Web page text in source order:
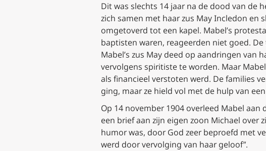
Dit was slechts 14 jaar na de dood van de
zich samen met haar zus May Incledon en
omgetoverd tot een kapel. Mabel’s
baptisten waren, reageerden niet goed.
Mabel’s zus May deed op aandringen
vervolgens spiritiste te worden. Maar
als financieel verstoten werd. De families
ging, maar ze hield vol met de hulp van
Op 14 november 1904 overleed Mabel aan
een brief aan zijn eigen zoon Michael over
humor was, door God zeer beproefd met
werd door vervolging van haar geloof”.